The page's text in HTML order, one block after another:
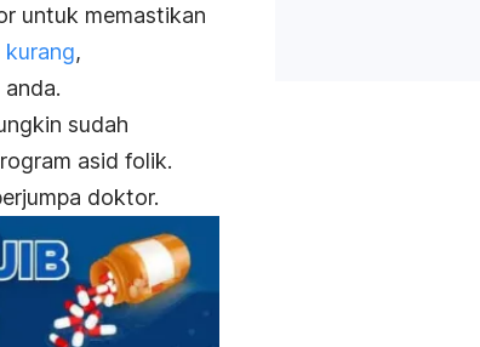
untuk memastikan
kurang,
sudah
asid folik.
doktor.